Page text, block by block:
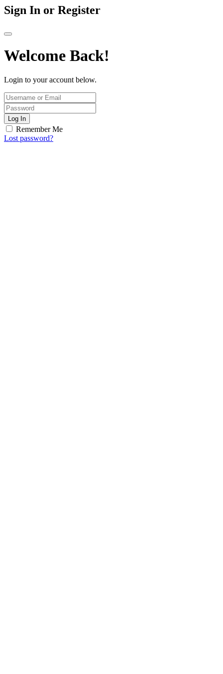
Sign In or Register
Welcome Back!
Login to your account below.
Log In
Remember Me
Lost password?